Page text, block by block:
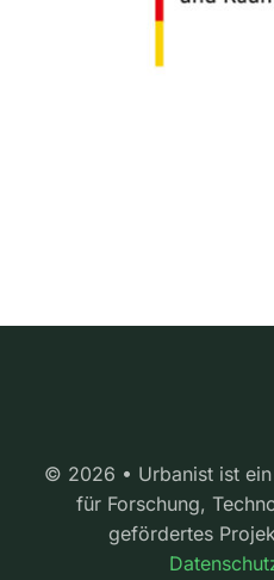
© 2026 • Urbanist ist
für Forschung,
gefördertes